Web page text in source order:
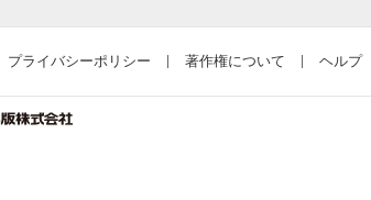
プライバシーポリシー 著作権について ヘルプ